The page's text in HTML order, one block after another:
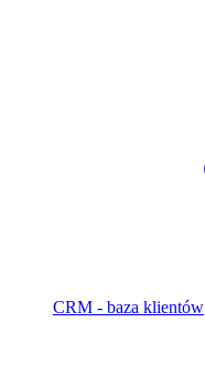
CRM - baza klientów